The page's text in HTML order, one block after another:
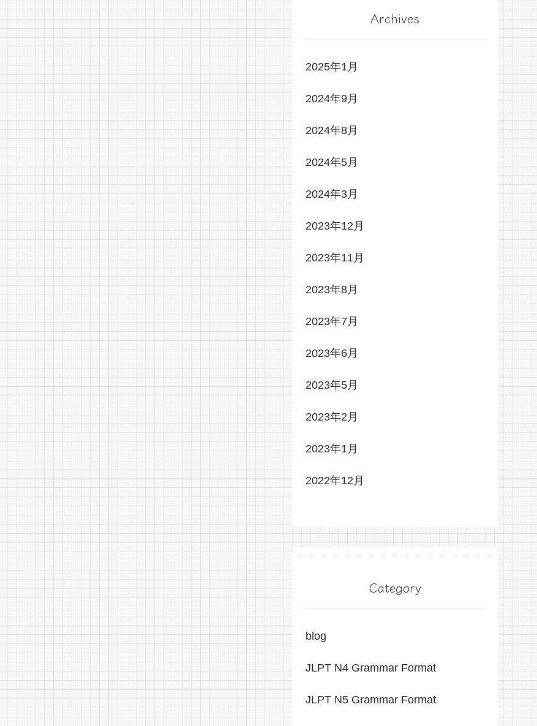
Archives
2025年1月
2024年9月
2024年8月
2024年5月
2024年3月
2023年12月
2023年11月
2023年8月
2023年7月
2023年6月
2023年5月
2023年2月
2023年1月
2022年12月
Category
blog
JLPT N4 Grammar Format
JLPT N5 Grammar Format